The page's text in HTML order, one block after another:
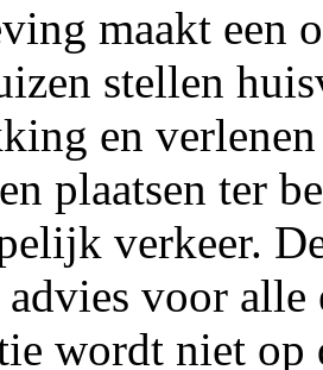
maakt een
stellen
en
plaatsen ter
verkeer.
voor alle
wordt niet op